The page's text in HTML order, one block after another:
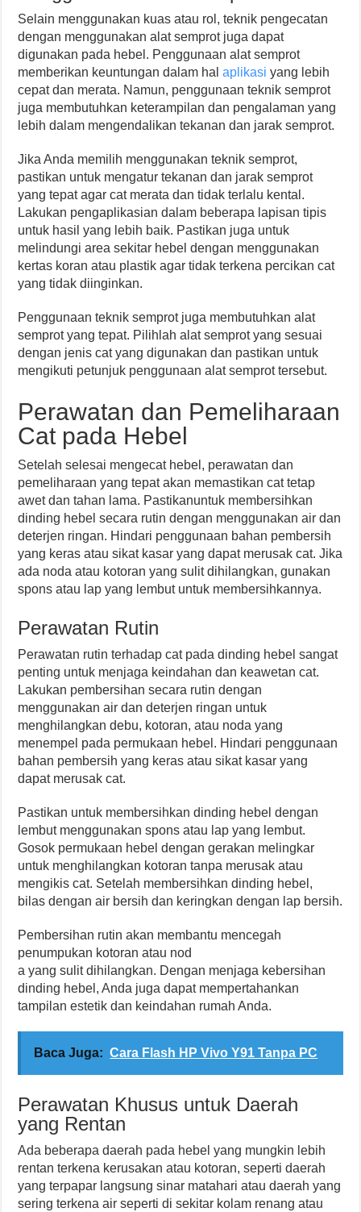
Selain menggunakan kuas atau rol, teknik pengecatan
dengan menggunakan alat semprot juga dapat
digunakan pada hebel. Penggunaan alat semprot
memberikan keuntungan dalam halaplikasi yang lebih
cepat dan merata. Namun, penggunaan teknik semprot
juga membutuhkan keterampilan dan pengalaman yang
lebih dalam mengendalikan tekanan dan jarak semprot.
Jika Anda memilih menggunakan teknik semprot,
pastikan untuk mengatur tekanan dan jarak semprot
yang tepat agar cat merata dan tidak terlalu kental.
Lakukan pengaplikasian dalam beberapa lapisan tipis
untuk hasil yang lebih baik. Pastikan juga untuk
melindungi area sekitar hebel dengan menggunakan
kertas koran atau plastik agar tidak terkena percikan cat
yang tidak diinginkan.
Penggunaan teknik semprot juga membutuhkan alat
semprot yang tepat. Pilihlah alat semprot yang sesuai
dengan jenis cat yang digunakan dan pastikan untuk
mengikuti petunjuk penggunaan alat semprot tersebut.
Perawatan dan Pemeliharaan
Cat pada Hebel
Setelah selesai mengecat hebel, perawatan dan
pemeliharaan yang tepat akan memastikan cat tetap
awet dan tahan lama. Pastikanuntuk membersihkan
dinding hebel secara rutin dengan menggunakan air dan
deterjen ringan. Hindari penggunaan bahan pembersih
yang keras atau sikat kasar yang dapat merusak cat. Jika
ada noda atau kotoran yang sulit dihilangkan, gunakan
spons atau lap yang lembut untuk membersihkannya.
Perawatan Rutin
Perawatan rutin terhadap cat pada dinding hebel sangat
penting untuk menjaga keindahan dan keawetan cat.
Lakukan pembersihan secara rutin dengan
menggunakan air dan deterjen ringan untuk
menghilangkan debu, kotoran, atau noda yang
menempel pada permukaan hebel. Hindari penggunaan
bahan pembersih yang keras atau sikat kasar yang
dapat merusak cat.
Pastikan untuk membersihkan dinding hebel dengan
lembut menggunakan spons atau lap yang lembut.
Gosok permukaan hebel dengan gerakan melingkar
untuk menghilangkan kotoran tanpa merusak atau
mengikis cat. Setelah membersihkan dinding hebel,
bilas dengan air bersih dan keringkan dengan lap bersih.
Pembersihan rutin akan membantu mencegah
penumpukan kotoran atau nod
a yang sulit dihilangkan. Dengan menjaga kebersihan
dinding hebel, Anda juga dapat mempertahankan
tampilan estetik dan keindahan rumah Anda.
Baca Juga: Cara Flash HP Vivo Y91 Tanpa PC
Perawatan Khusus untuk Daerah
yang Rentan
Ada beberapa daerah pada hebel yang mungkin lebih
rentan terkena kerusakan atau kotoran, seperti daerah
yang terpapar langsung sinar matahari atau daerah yang
sering terkena air seperti di sekitar kolam renang atau